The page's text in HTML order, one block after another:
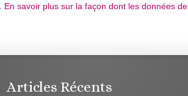
En savoir plus sur la façon dont les données de
Articles Récents